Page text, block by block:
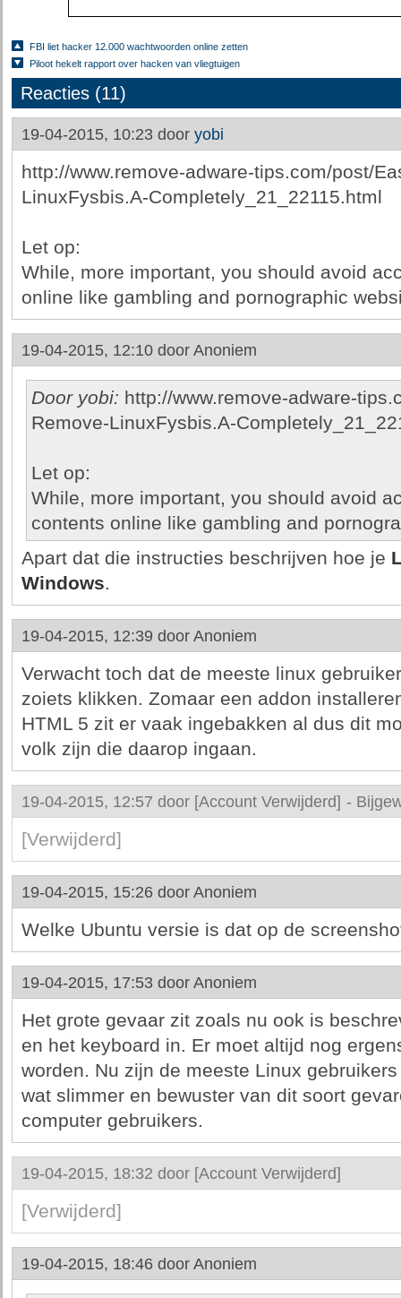
FBI liet hacker 12.000 wachtwoorden online zetten
Piloot hekelt rapport over hacken van vliegtuigen
Reacties (11)
19-04-2015, 10:23 door yobi
http://www.remove-adware-tips.com/post/
LinuxFysbis.A-Completely_21_22115.html
Let op:
While, more important, you should avoid
online like gambling and pornographic
19-04-2015, 12:10 door Anoniem
Door yobi: http://www.remove-adware-
Remove-LinuxFysbis.A-
Let op:
While, more important, you should avoid
contents online like gambling and
Apart dat die instructies beschrijven hoe je
Windows.
19-04-2015, 12:39 door Anoniem
Verwacht toch dat de meeste linux
zoiets klikken. Zomaar een addon
HTML 5 zit er vaak ingebakken al dus dit
volk zijn die daarop ingaan.
19-04-2015, 12:57 door [Account Verwijderd] -
[Verwijderd]
19-04-2015, 15:26 door Anoniem
Welke Ubuntu versie is dat op de
19-04-2015, 17:53 door Anoniem
Het grote gevaar zit zoals nu ook is
en het keyboard in. Er moet altijd nog
worden. Nu zijn de meeste Linux
wat slimmer en bewuster van dit soort
computer gebruikers.
19-04-2015, 18:32 door [Account Verwijderd]
[Verwijderd]
19-04-2015, 18:46 door Anoniem